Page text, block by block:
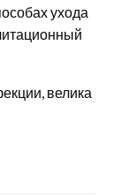
ухода
велика